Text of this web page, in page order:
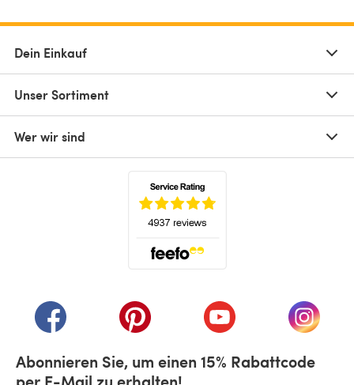
Dein Einkauf
Unser Sortiment
Wer wir sind
(öffnet sich in einem neuen Tab)
(öffnet sich in einem neuen Tab)
(öffnet sich in einem
(öffnet
Abonnieren Sie, um einen 15% Rabattcode